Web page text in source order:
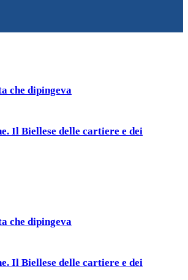
che dipingeva
Il Biellese delle cartiere e dei
che dipingeva
Il Biellese delle cartiere e dei